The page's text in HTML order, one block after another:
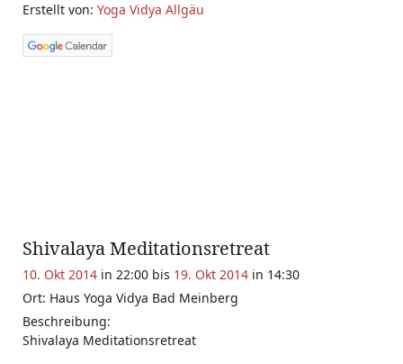
Erstellt von: Yoga Vidya Allgäu
Shivalaya Meditationsretreat
10. Okt 2014 in 22:00 bis 19. Okt 2014 in 14:30
Ort: Haus Yoga Vidya Bad Meinberg
Beschreibung:
Shivalaya Meditationsretreat